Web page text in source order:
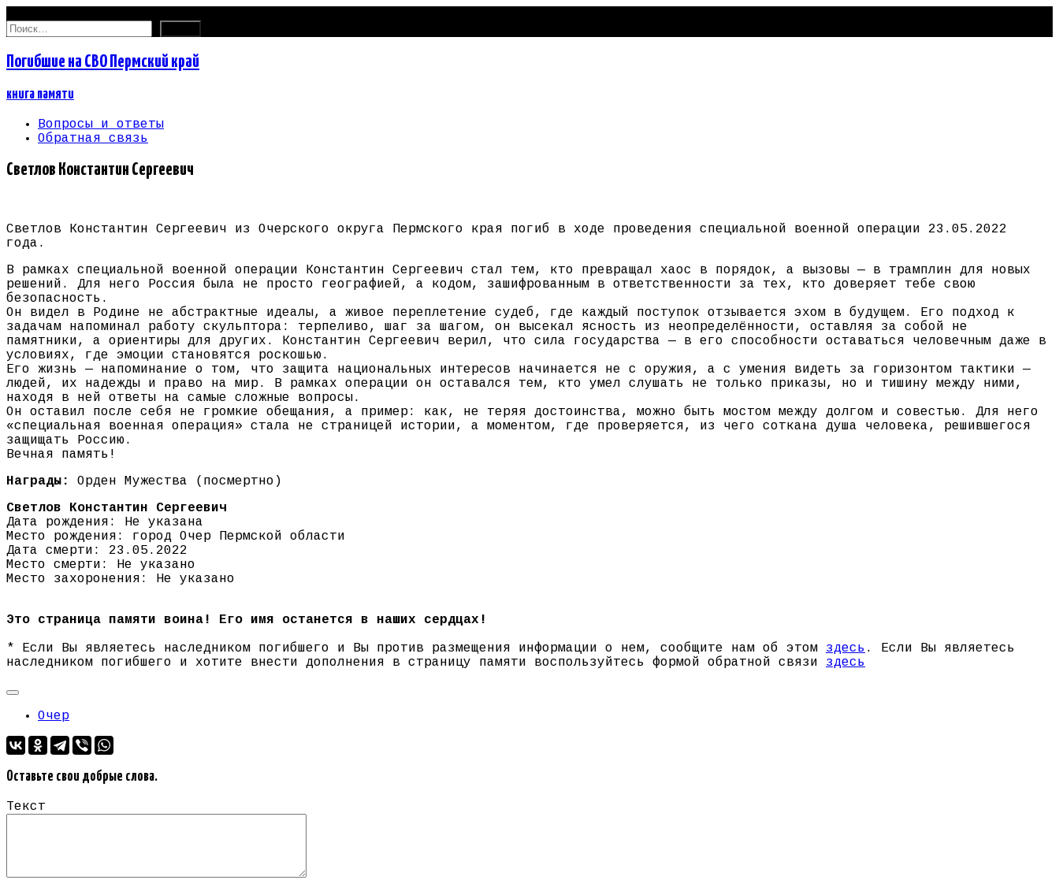
Найти:
Погибшие на СВО Пермский край
книга памяти
Вопросы и ответы
Обратная связь
Светлов Константин Сергеевич
Светлов Константин Сергеевич из Очерского округа Пермского края погиб в ходе проведения специальной военной операции 23.05.2022
года.
В рамках специальной военной операции Константин Сергеевич стал тем, кто превращал хаос в порядок, а вызовы — в трамплин для новых
решений. Для него Россия была не просто географией, а кодом, зашифрованным в ответственности за тех, кто доверяет тебе свою
безопасность.
Он видел в Родине не абстрактные идеалы, а живое переплетение судеб, где каждый поступок отзывается эхом в будущем. Его подход к
задачам напоминал работу скульптора: терпеливо, шаг за шагом, он высекал ясность из неопределённости, оставляя за собой не
памятники, а ориентиры для других. Константин Сергеевич верил, что сила государства — в его способности оставаться человечным даже в
условиях, где эмоции становятся роскошью.
Его жизнь — напоминание о том, что защита национальных интересов начинается не с оружия, а с умения видеть за горизонтом тактики —
людей, их надежды и право на мир. В рамках операции он оставался тем, кто умел слушать не только приказы, но и тишину между ними,
находя в ней ответы на самые сложные вопросы.
Он оставил после себя не громкие обещания, а пример: как, не теряя достоинства, можно быть мостом между долгом и совестью. Для него
«специальная военная операция» стала не страницей истории, а моментом, где проверяется, из чего соткана душа человека, решившегося
защищать Россию.
Вечная память!
Награды:
Орден Мужества (посмертно)
Светлов Константин Сергеевич
Дата рождения: Не указана
Место рождения: город Очер Пермской области
Дата смерти: 23.05.2022
Место смерти: Не указано
Место захоронения: Не указано
Это страница памяти воина! Его имя останется в наших сердцах!
* Если Вы являетесь наследником погибшего и Вы против размещения информации о нем, сообщите нам об этом здесь . Если Вы являетесь
наследником погибшего и хотите внести дополнения в страницу памяти воспользуйтесь формой обратной связи здесь
Очер
Оставьте свои добрые слова.
Текст